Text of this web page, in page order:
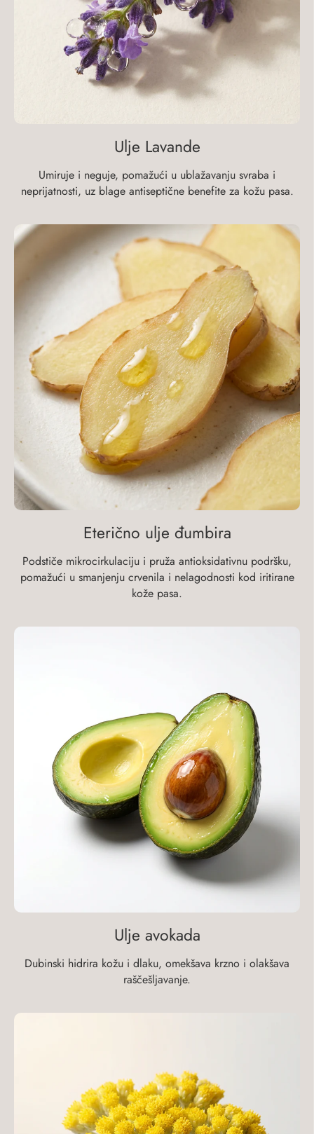
Ulje Lavande
Umiruje i neguje, pomažući u ublažavanju svraba i
neprijatnosti, uz blage antiseptične benefite za kožu pasa.
Eterično ulje đumbira
Podstiče mikrocirkulaciju i pruža antioksidativnu podršku,
pomažući u smanjenju crvenila i nelagodnosti kod iritirane
kože pasa.
Ulje avokada
Dubinski hidrira kožu i dlaku, omekšava krzno i olakšava
raščešljavanje.